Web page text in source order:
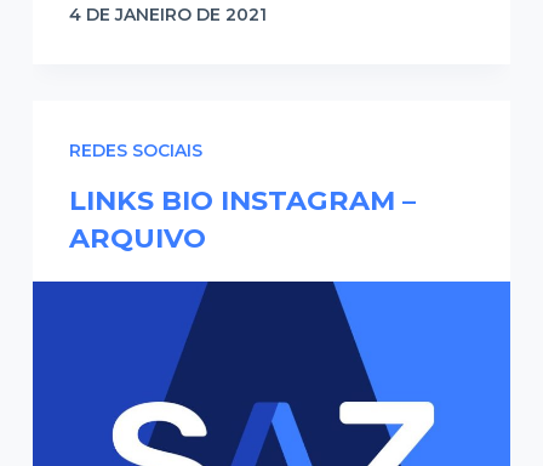
4 DE JANEIRO DE 2021
REDES SOCIAIS
LINKS BIO INSTAGRAM –
ARQUIVO